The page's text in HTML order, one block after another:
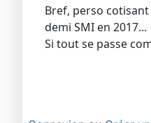
Bref, perso
demi SMI en 2017...
Si tout se passe